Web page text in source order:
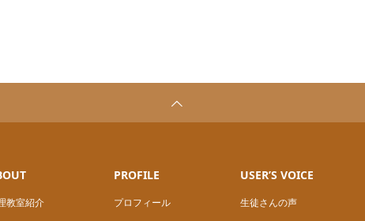
教室紹介
PROFILE
プロフィール
USER’S VOICE
生徒さんの声